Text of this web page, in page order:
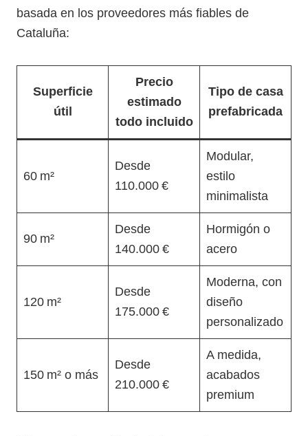
basada en los proveedores más fiables de
Cataluña:
Superficie
útil
Precio
estimado
todo incluido
Tipo de casa
prefabricada
60 m²
Desde
110.000 €
Modular,
estilo
minimalista
90 m²
Desde
140.000 €
Hormigón o
acero
120 m²
Desde
175.000 €
Moderna, con
diseño
personalizado
150 m² o más
Desde
210.000 €
A medida,
acabados
premium